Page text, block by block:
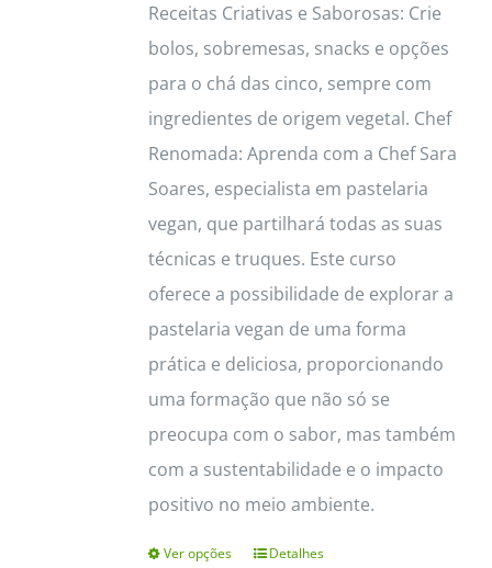
Receitas Criativas e Saborosas: Crie
bolos, sobremesas, snacks e opções
para o chá das cinco, sempre com
ingredientes de origem vegetal. Chef
Renomada: Aprenda com a Chef Sara
Soares, especialista em pastelaria
vegan, que partilhará todas as suas
técnicas e truques. Este curso
oferece a possibilidade de explorar a
pastelaria vegan de uma forma
prática e deliciosa, proporcionando
uma formação que não só se
preocupa com o sabor, mas também
com a sustentabilidade e o impacto
positivo no meio ambiente.
Ver opções
ThisDetalhes